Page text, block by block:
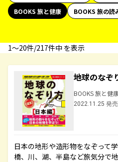
BOOKS 旅と健康
BOOKS 旅の読
1〜20件/217件中 を表示
地球のな
BOOKS 旅と健
2022.11.25 発売
日本の地形や造形物をなぞって
橋、川、湖、半島など旅気分で